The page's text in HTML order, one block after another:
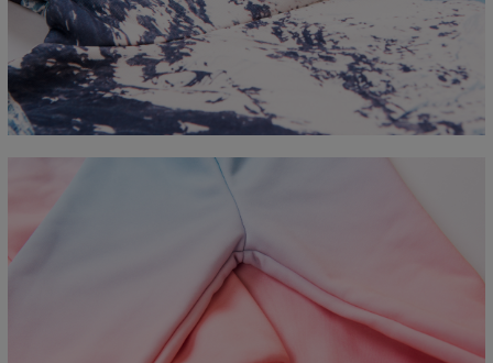
CM
XS S M L
4XL
A - Długość
67 68 69 70 71 73 75
78
B - Sz. klatki piersiowej
50 52 54 56 58 60 63
66
C - Długość rękawów
66 66 67 68 69